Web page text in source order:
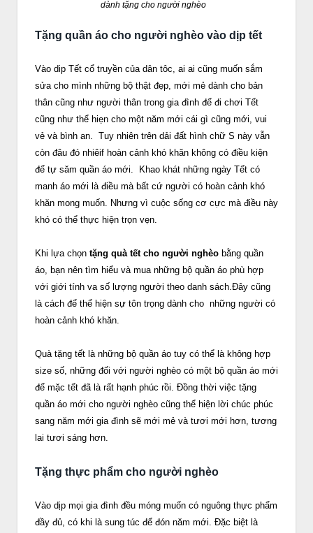
dành tặng cho người nghèo
Tặng quần áo cho người nghèo vào dịp tết
Vào dip Tết cổ truyền của dân tôc, ai ai cũng muốn sắm
sửa cho mình những bộ thật đẹp, mới mẻ dành cho bản
thân cũng như người thân trong gia đình để đi chơi Tết
cũng như thể hiẹn cho một năm mới cái gì cũng mới, vui
vẻ và bình an. Tuy nhiên trên dải đất hình chữ S này vẫn
còn đâu đó nhiêif hoàn cảnh khó khăn không có điều kiện
để tự săm quần áo mới. Khao khát những ngày Tết có
manh áo mới là điều mà bất cứ người có hoàn cảnh khó
khăn mong muốn. Nhưng vì cuộc sống cơ cực mà điều này
khó có thể thực hiện trọn vẹn.
Khi lựa chọn tặng quà tết cho người nghèo bằng quần
áo, bạn nên tìm hiểu và mua những bộ quần áo phù hợp
với giới tính va số lượng người theo danh sách.Đây cũng
là cách để thể hiện sự tôn trọng dành cho những người có
hoàn cảnh khó khăn.
Quà tặng tết là những bộ quần áo tuy có thể là không hợp
size số, những đối với người nghèo có một bộ quần áo mới
để mặc tết đã là rất hạnh phúc rồi. Đồng thời việc tặng
quần áo mới cho người nghèo cũng thể hiện lời chúc phúc
sang năm mới gia đình sẽ mới mẻ và tươi mới hơn, tương
lai tươi sáng hơn.
Tặng thực phẩm cho người nghèo
Vào dịp mọi gia đình đều móng muốn có nguông thực phẩm
đầy đủ, có khi là sung túc để đón năm mới. Đặc biệt là